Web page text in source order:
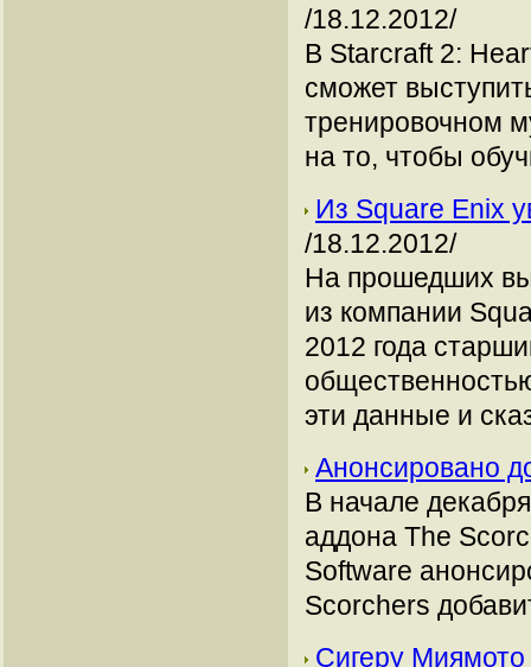
/18.12.2012/
В Starcraft 2:
сможет
тренировочном
на то, чтобы
Из Square Enix
/18.12.2012/
На прошедших
из компании
2012 года
эти данные и
Анонсировано
В начале
аддона The
Software
Scorchers
Сигеру Миямото